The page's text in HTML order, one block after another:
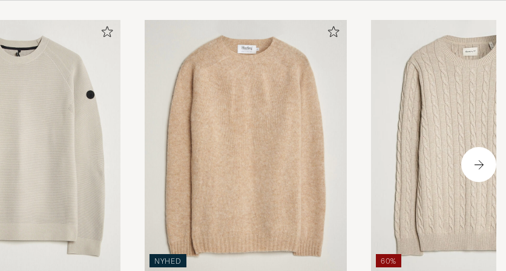
KØBTE PÅ CAREOFCARL.SE
Tröja och shorts till min stora belåtenhet. Snygg färg på tröja. Bra i
KØBTE PÅ CAREOFCARL.SE
Hurtig levering.
MARIANNE L KØBTE PÅ CAREOFCARL.DK
Superfin tröja ngt stor i storleken tyckte sonen och bytte till en mindre
KØBTE PÅ CAREOFCARL.SE
NYHED 60%